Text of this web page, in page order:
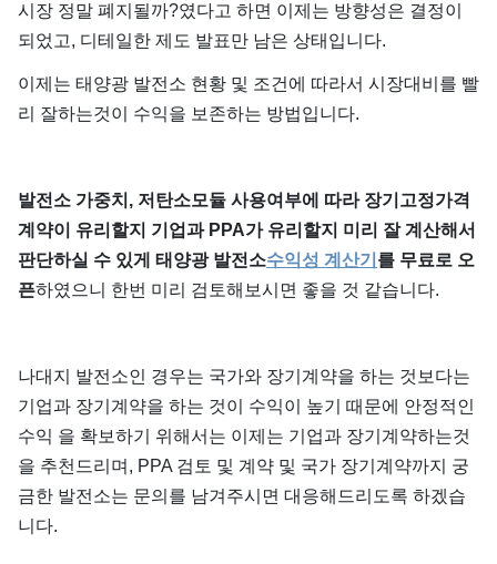
시장 정말 폐지될까?였다고 하면 이제는 방향성은 결정이
되었고, 디테일한 제도 발표만 남은 상태입니다.
이제는 태양광 발전소 현황 및 조건에 따라서 시장대비를 빨
리 잘하는것이 수익을 보존하는 방법입니다.
발전소 가중치, 저탄소모듈 사용여부에 따라 장기고정가격
계약이 유리할지 기업과 PPA가 유리할지 미리 잘 계산해서
판단하실 수 있게 태양광 발전소수익성 계산기 를 무료로 오
픈하였으니 한번 미리 검토해보시면 좋을 것 같습니다.
나대지 발전소인 경우는 국가와 장기계약을 하는 것보다는
기업과 장기계약을 하는 것이 수익이 높기 때문에 안정적인
수익 을 확보하기 위해서는 이제는 기업과 장기계약하는것
을 추천드리며, PPA 검토 및 계약 및 국가 장기계약까지 궁
금한 발전소는 문의를 남겨주시면 대응해드리도록 하겠습
니다.